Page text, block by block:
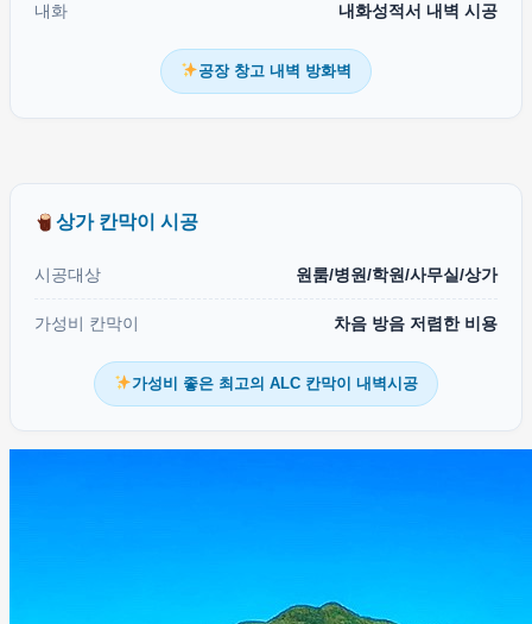
내화 내화성적서 내벽 시공
공장 창고 내벽 방화벽
상가 칸막이 시공
시공대상 원룸/병원/학원/사무실/상가
가성비 칸막이 차음 방음 저렴한 비용
가성비 좋은 최고의 ALC 칸막이 내벽시공